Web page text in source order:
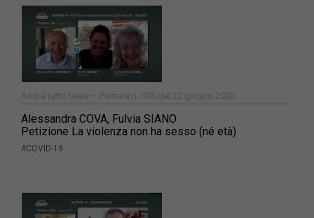
Andrà tutto bene – Puntata n. 305 del 22 giugno 2020
Alessandra COVA, Fulvia SIANO
Petizione La violenza non ha sesso (né età)
#COVID-19